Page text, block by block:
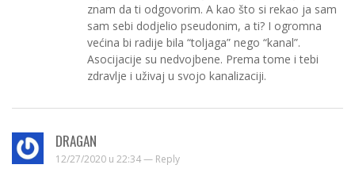
znam da ti odgovorim. A kao što si rekao ja sam
sam sebi dodjelio pseudonim, a ti? I ogromna
većina bi radije bila “toljaga” nego “kanal”.
Asocijacije su nedvojbene. Prema tome i tebi
zdravlje i uživaj u svojo kanalizaciji.
DRAGAN
12/27/2020 u 22:34 — Reply